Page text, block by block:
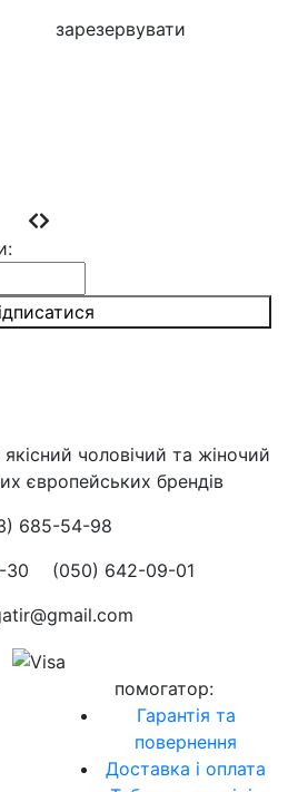
зарезервувати
:
чоловічий та жіночий
європейських брендів
685-54-98
30
(050) 642-09-01
помогатор:
Гарантія та
повернення
Доставка і оплата